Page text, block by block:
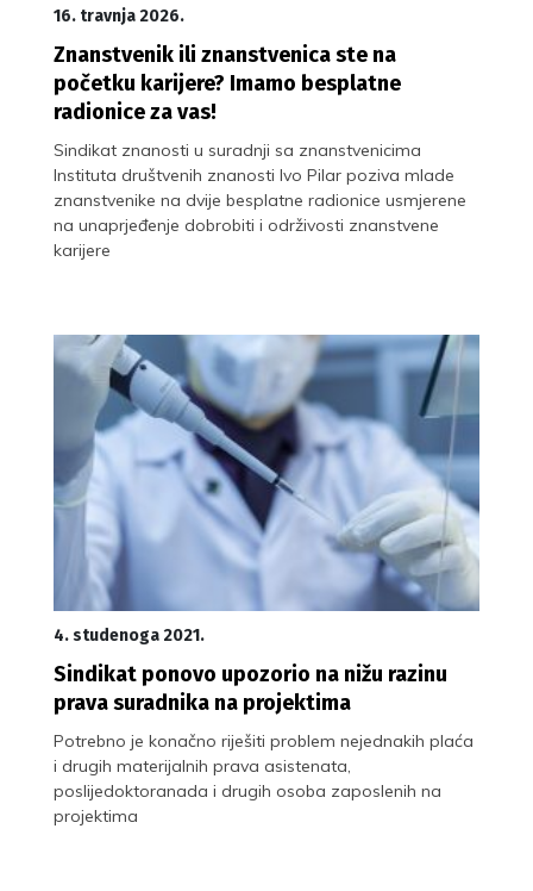
16. travnja 2026.
Znanstvenik ili znanstvenica ste na
početku karijere? Imamo besplatne
radionice za vas!
Sindikat znanosti u suradnji sa znanstvenicima
Instituta društvenih znanosti Ivo Pilar poziva mlade
znanstvenike na dvije besplatne radionice usmjerene
na unaprjeđenje dobrobiti i održivosti znanstvene
karijere
4. studenoga 2021.
Sindikat ponovo upozorio na nižu razinu
prava suradnika na projektima
Potrebno je konačno riješiti problem nejednakih plaća
i drugih materijalnih prava asistenata,
poslijedoktoranada i drugih osoba zaposlenih na
projektima